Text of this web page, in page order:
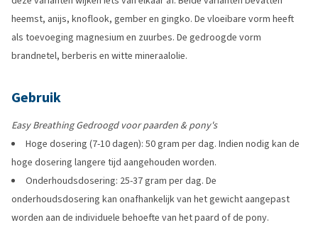
heemst, anijs, knoflook, gember en gingko. De vloeibare vorm heeft
als toevoeging magnesium en zuurbes. De gedroogde vorm
brandnetel, berberis en witte mineraalolie.
Gebruik
Easy Breathing Gedroogd voor paarden & pony's
Hoge dosering (7-10 dagen): 50 gram per dag. Indien nodig kan de
hoge dosering langere tijd aangehouden worden.
Onderhoudsdosering: 25-37 gram per dag. De
onderhoudsdosering kan onafhankelijk van het gewicht aangepast
worden aan de individuele behoefte van het paard of de pony.